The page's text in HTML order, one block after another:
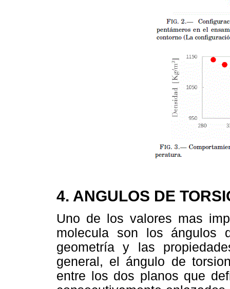
4. ANGULOS DE
Uno de los valores mas
molecula son los ángulos
geometría y las
general, el ángulo de
entre los dos planos que